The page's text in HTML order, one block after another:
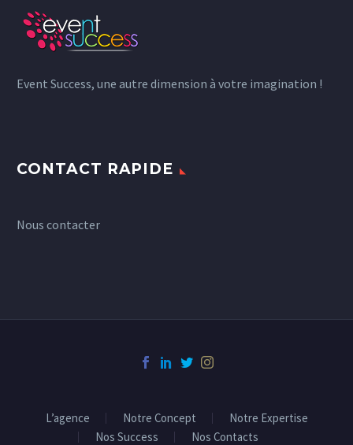
Event Success, une autre dimension à votre imagination !
CONTACT RAPIDE
Nous contacter
L’agence Notre Concept
Notre Expertise
Nos Success
Nos Contacts